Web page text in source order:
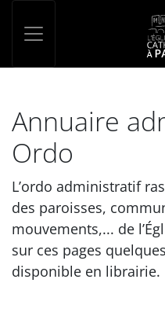
Annuaire
Ordo
L’ordo administratif
des paroisses,
mouvements,... de
sur ces pages
disponible en librairie.
Panneau de gestion des